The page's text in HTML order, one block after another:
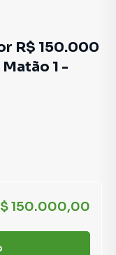
R$ 150.000
1 -
150.000,00